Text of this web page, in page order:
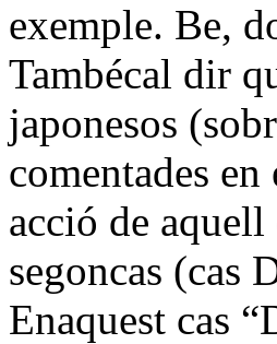
exemple. Be,
Tambécal dir
japonesos
comentades
acció de
segoncas (cas
Enaquest cas